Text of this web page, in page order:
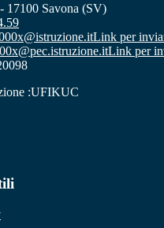
17100 Savona (SV)
Link per
Link per
:UFIKUC